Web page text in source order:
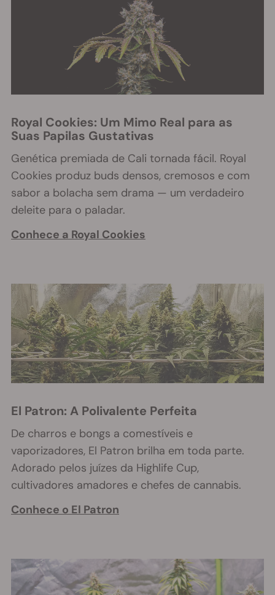
Royal Cookies: Um Mimo Real para as
Suas Papilas Gustativas
Genética premiada de Cali tornada fácil. Royal
Cookies produz buds densos, cremosos e com
sabor a bolacha sem drama — um verdadeiro
deleite para o paladar.
Conhece a Royal Cookies
El Patron: A Polivalente Perfeita
De charros e bongs a comestíveis e
vaporizadores, El Patron brilha em toda parte.
Adorado pelos juízes da Highlife Cup,
cultivadores amadores e chefes de cannabis.
Conhece o El Patron